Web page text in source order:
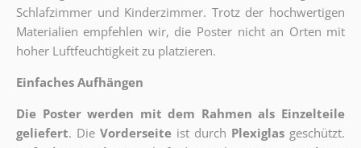
Schlafzimmer und Kinderzimmer. Trotz der hochwertigen
Materialien empfehlen wir, die Poster nicht an Orten mit
hoher Luftfeuchtigkeit zu platzieren.
Einfaches Aufhängen
Die Poster werden mit dem Rahmen als Einzelteile
geliefert. Die Vorderseite ist durch Plexiglas geschützt.